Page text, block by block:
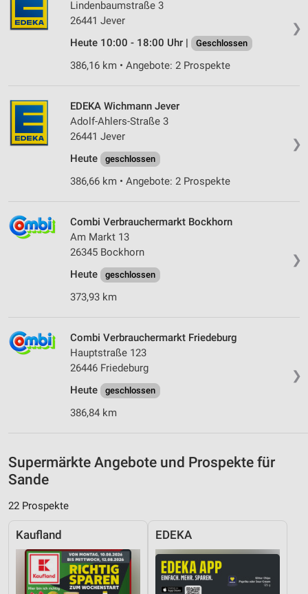
❯
Lindenbaumstraße 3
26441 Jever
Heute 10:00 - 18:00 Uhr |
Geschlossen
386,16 km • Angebote: 2 Prospekte
❯
EDEKA Wichmann Jever
Adolf-Ahlers-Straße 3
26441 Jever
Heute
geschlossen
386,66 km • Angebote: 2 Prospekte
❯
Combi Verbrauchermarkt Bockhorn
Am Markt 13
26345 Bockhorn
Heute
geschlossen
373,93 km
❯
Combi Verbrauchermarkt Friedeburg
Hauptstraße 123
26446 Friedeburg
Heute
geschlossen
386,84 km
Supermärkte Angebote und Prospekte für
Sande
22 Prospekte
Kaufland EDEKA